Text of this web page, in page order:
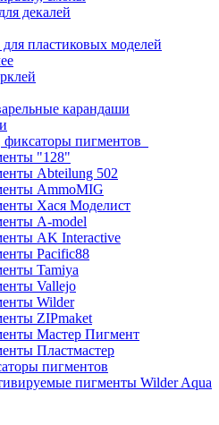
декалей
пластиковых моделей
карандаши
пигментов
"128"
Abteilung 502
AmmoMIG
Хася Моделист
A-model
AK Interactive
Pacific88
Tamiya
Vallejo
Wilder
ZIPmaket
Мастер Пигмент
Пластмастер
пигментов
пигменты Wilder Aqua